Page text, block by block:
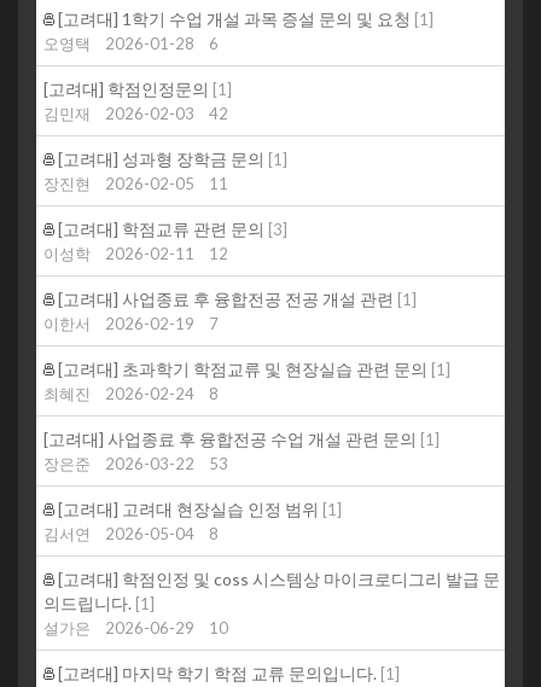
[고려대] 1학기 수업 개설 과목 증설 문의 및 요청 [1]
오영택
2026-01-28 6
[고려대] 학점인정문의 [1]
김민재
2026-02-03 42
[고려대] 성과형 장학금 문의 [1]
장진현
2026-02-05 11
[고려대] 학점교류 관련 문의 [3]
이성학
2026-02-11 12
[고려대] 사업종료 후 융합전공 전공 개설 관련 [1]
이한서
2026-02-19 7
[고려대] 초과학기 학점교류 및 현장실습 관련 문의 [1]
최혜진
2026-02-24 8
[고려대] 사업종료 후 융합전공 수업 개설 관련 문의 [1]
장은준
2026-03-22 53
[고려대] 고려대 현장실습 인정 범위 [1]
김서연
2026-05-04 8
[고려대] 학점인정 및 coss 시스템상 마이크로디그리 발급 문
의드립니다. [1]
설가은
2026-06-29 10
[고려대] 마지막 학기 학점 교류 문의입니다. [1]